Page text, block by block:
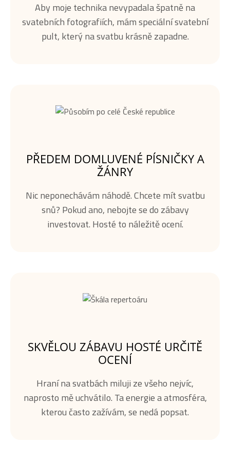
Aby moje technika nevypadala špatně na
svatebních fotografiích, mám speciální svatební
pult, který na svatbu krásně zapadne.
PŘEDEM DOMLUVENÉ PÍSNIČKY A
ŽÁNRY
Nic neponechávám náhodě. Chcete mít svatbu
snů? Pokud ano, nebojte se do zábavy
investovat. Hosté to náležitě ocení.
SKVĚLOU ZÁBAVU HOSTÉ URČITĚ
OCENÍ
Hraní na svatbách miluji ze všeho nejvíc,
naprosto mě uchvátilo. Ta energie a atmosféra,
kterou často zažívám, se nedá popsat.